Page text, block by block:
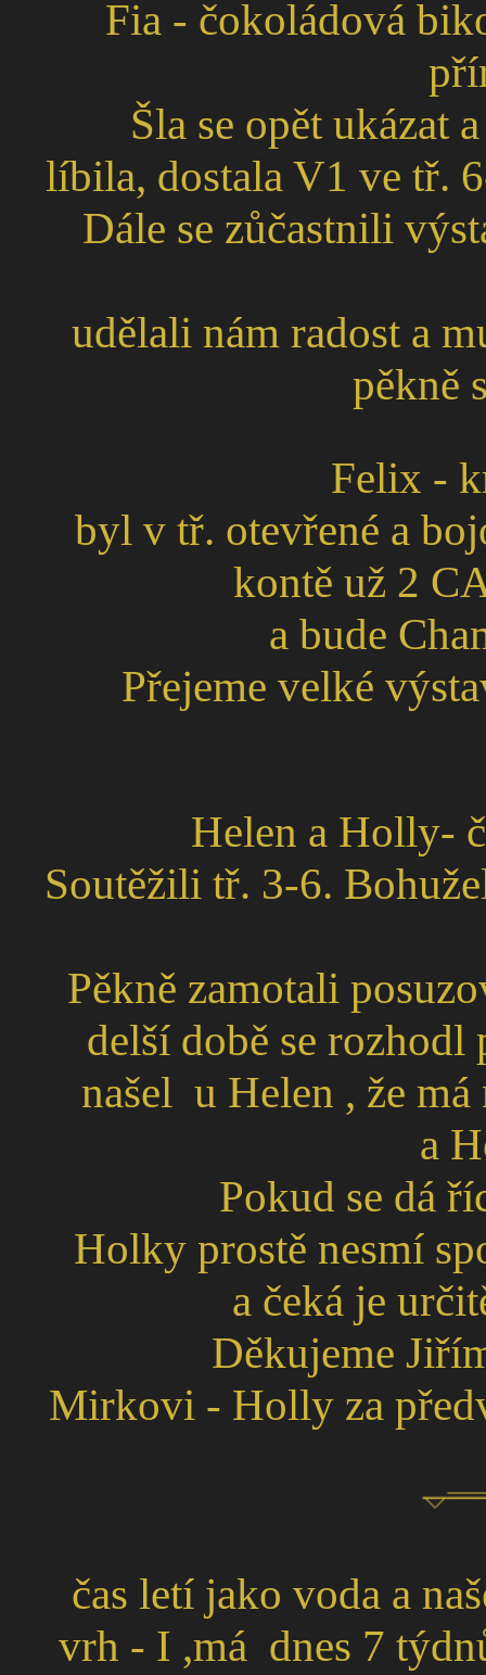
Fia - čokoládová
Šla se opět ukázat
líbila, dostala V1 ve tř.
Dále se zůčastnili
udělali nám radost a
pěkně
Felix -
byl v tř. otevřené a
kontě už 2
a bude
Přejeme velké
Helen a Holly-
Soutěžili tř. 3-6.
Pěkně zamotali
delší době se
našel u Helen , že
a
Pokud se dá
Holky prostě nesmí
a čeká je
Děkujeme
Mirkovi - Holly za
čas letí jako voda a
vrh - I ,má dnes 7